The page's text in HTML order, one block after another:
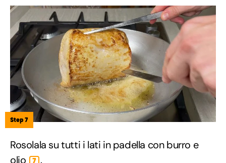
Step 7
Rosolala su tutti i lati in padella con burro e
olio
7 .